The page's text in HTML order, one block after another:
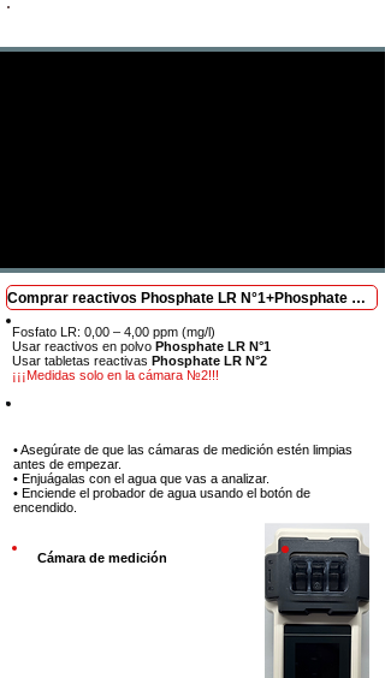
Comprar reactivos Phosphate LR N°1+Phosphate LR N°2
Fosfato LR: 0,00 – 4,00 ppm (mg/l)
Usar reactivos en polvo Phosphate LR N°1
Usar tabletas reactivas Phosphate LR N°2
¡¡¡Medidas solo en la cámara №2!!!
• Asegúrate de que las cámaras de medición estén limpias
antes de empezar.
• Enjuágalas con el agua que vas a analizar.
• Enciende el probador de agua usando el botón de
encendido.
Cámara de medición